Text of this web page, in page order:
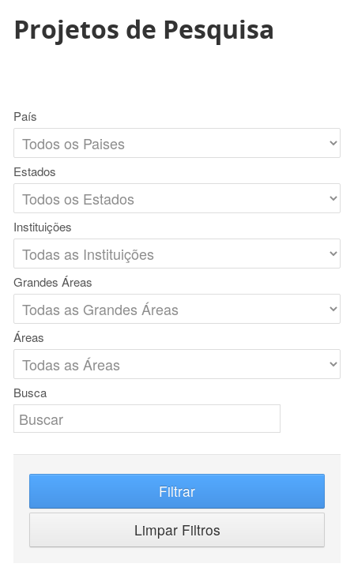
Projetos de Pesquisa
País
Estados
Instituições
Grandes Áreas
Áreas
Busca
Filtrar
Limpar Filtros